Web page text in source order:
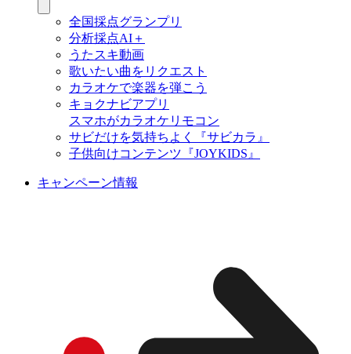
全国採点グランプリ
分析採点AI＋
うたスキ動画
歌いたい曲をリクエスト
カラオケで楽器を弾こう
キョクナビアプリ
スマホがカラオケリモコン
サビだけを気持ちよく『サビカラ』
子供向けコンテンツ『JOYKIDS』
キャンペーン情報